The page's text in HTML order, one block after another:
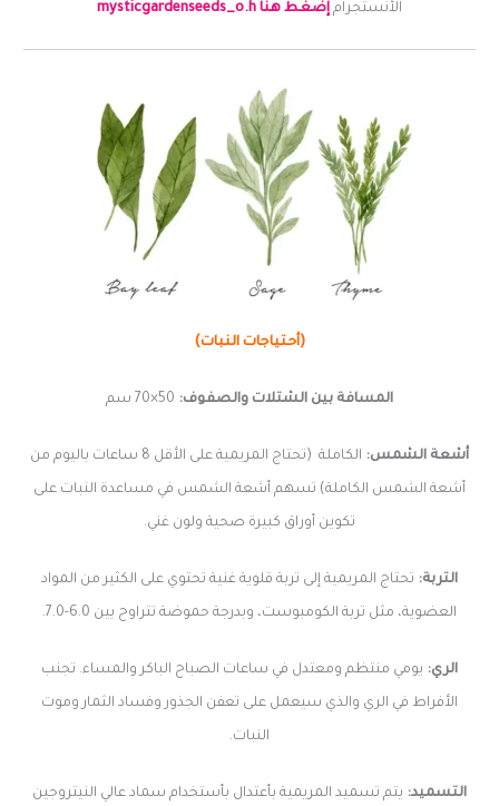
الأنستجرام إضغط هنا mysticgardenseeds_o.h
(أحتياجات النبات)
المسافة بين الشتلات والصفوف:
أشعة الشمس: الكاملة (تحتاج المريمية على الأقل 8 ساعات باليوم من
أشعة الشمس الكاملة) تسهم أشعة الشمس في مساعدة النبات على
تكوين أوراق كبيرة صحية ولون غني.
التربة: تحتاج المريمية إلى تربة قلوية غنية تحتوي على الكثير من المواد
العضوية، مثل تربة الكومبوست، وبدرجة حموضة تتراوح بين 6.0-7.0.
الري: يومي منتظم ومعتدل في ساعات الصباح الباكر والمساء. تجنب
الأفراط في الري والذي سيعمل على تعفن الجذور وفساد الثمار وموت
النبات.
التسميد: يتم تسميد المريمية بأعتدال بأستخدام سماد عالي النيتروجين